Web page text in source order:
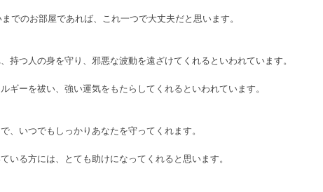
でのお部屋であれば、これ一つで大丈夫だと思います。
持つ人の身を守り、邪悪な波動を遠ざけてくれるといわれています。
ギーを祓い、強い運気をもたらしてくれるといわれています。
、いつでもしっかりあなたを守ってくれます。
いる方には、とても助けになってくれると思います。